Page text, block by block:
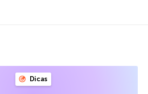
Dicas